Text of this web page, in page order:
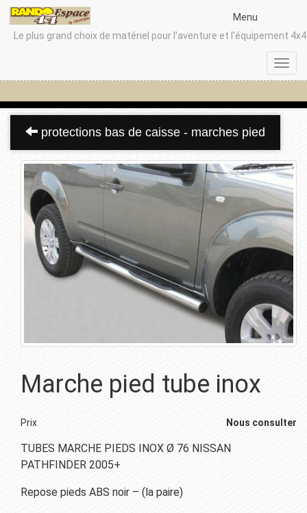
Le plus grand choix de matériel pour l'aventure et l'équipement 4x4
Menu
protections bas de caisse - marches pied
Marche pied tube inox
Prix Nous consulter
TUBES MARCHE PIEDS INOX Ø 76 NISSAN
PATHFINDER 2005+
Repose pieds ABS noir – (la paire)